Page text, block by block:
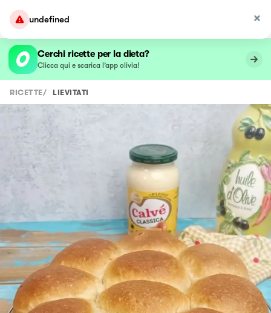
undefined
Cerchi ricette per la dieta?
Clicca qui e scarica l’app olivia!
RICETTE/ LIEVITATI